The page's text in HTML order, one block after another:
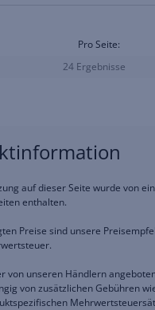
Pro Seite:
24 Ergebnisse
auf dieser Seite wurde von
enthalten.
Preise sind unsere
von unseren Händlern
von zusätzlichen Gebühren